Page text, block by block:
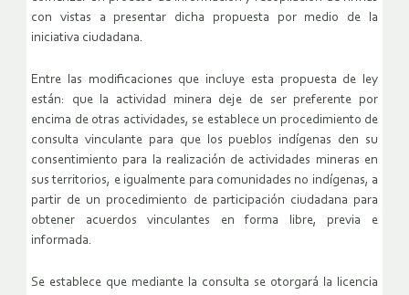
con vistas a presentar dicha propuesta por medio de la
iniciativa ciudadana.
Entre las modificaciones que incluye esta propuesta de ley
están: que la actividad minera deje de ser preferente por
encima de otras actividades, se establece un procedimiento de
consulta vinculante para que los pueblos indígenas den su
consentimiento para la realización de actividades mineras en
sus territorios, e igualmente para comunidades no indígenas, a
partir de un procedimiento de participación ciudadana para
obtener acuerdos vinculantes en forma libre, previa e
informada.
Se establece que mediante la consulta se otorgará la licencia